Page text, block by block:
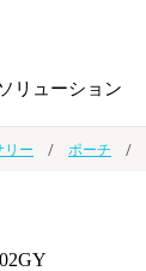
ソリューション
リー ポーチ